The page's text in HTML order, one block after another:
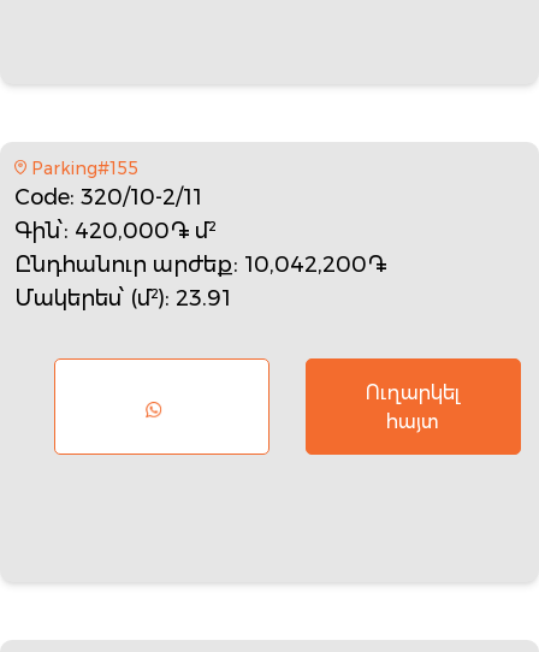
Parking#155
Code: 320/10-2/11
Գին՝: 420,000֏ մ²
Ընդհանուր արժեք: 10,042,200֏
Մակերես՝ (մ²): 23.91
Ուղարկել
հայտ